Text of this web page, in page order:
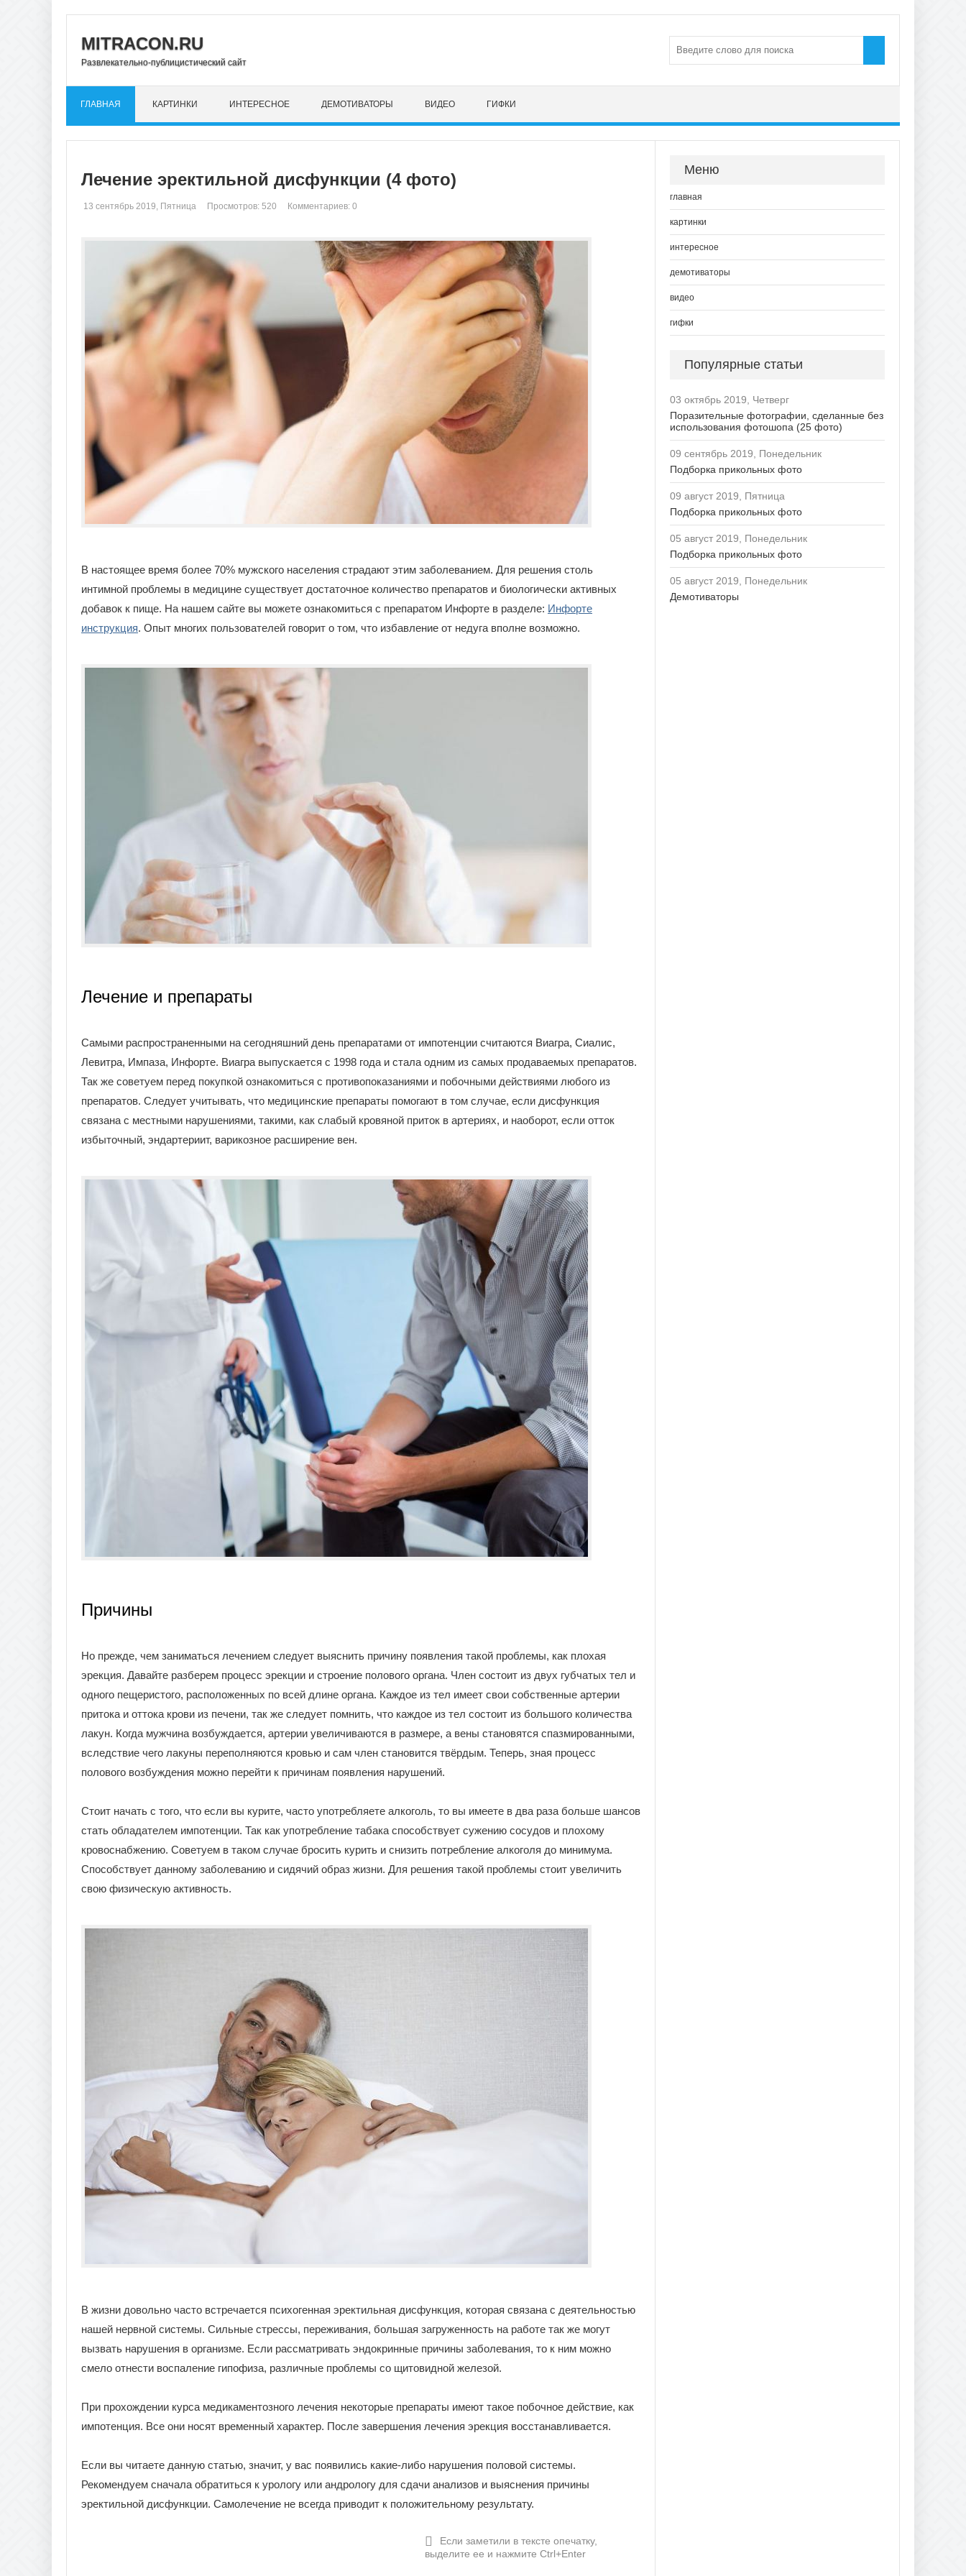
MITRACON.RU
Развлекательно-публицистический сайт
ГЛАВНАЯ КАРТИНКИ ИНТЕРЕСНОЕ ДЕМОТИВАТОРЫ ВИДЕО ГИФКИ
Лечение эректильной дисфункции (4 фото)
13 сентябрь 2019, Пятница Просмотров: 520 Комментариев: 0
В настоящее время более 70% мужского населения страдают этим заболеванием. Для решения столь
интимной проблемы в медицине существует достаточное количество препаратов и биологически активных
добавок к пище. На нашем сайте вы можете ознакомиться с препаратом Инфорте в разделе: Инфорте
инструкция. Опыт многих пользователей говорит о том, что избавление от недуга вполне возможно.
Лечение и препараты
Самыми распространенными на сегодняшний день препаратами от импотенции считаются Виагра, Сиалис,
Левитра, Импаза, Инфорте. Виагра выпускается с 1998 года и стала одним из самых продаваемых препаратов.
Так же советуем перед покупкой ознакомиться с противопоказаниями и побочными действиями любого из
препаратов. Следует учитывать, что медицинские препараты помогают в том случае, если дисфункция
связана с местными нарушениями, такими, как слабый кровяной приток в артериях, и наоборот, если отток
избыточный, эндартериит, варикозное расширение вен.
Причины
Но прежде, чем заниматься лечением следует выяснить причину появления такой проблемы, как плохая
эрекция. Давайте разберем процесс эрекции и строение полового органа. Член состоит из двух губчатых тел и
одного пещеристого, расположенных по всей длине органа. Каждое из тел имеет свои собственные артерии
притока и оттока крови из печени, так же следует помнить, что каждое из тел состоит из большого количества
лакун. Когда мужчина возбуждается, артерии увеличиваются в размере, а вены становятся спазмированными,
вследствие чего лакуны переполняются кровью и сам член становится твёрдым. Теперь, зная процесс
полового возбуждения можно перейти к причинам появления нарушений.
Стоит начать с того, что если вы курите, часто употребляете алкоголь, то вы имеете в два раза больше шансов
стать обладателем импотенции. Так как употребление табака способствует сужению сосудов и плохому
кровоснабжению. Советуем в таком случае бросить курить и снизить потребление алкоголя до минимума.
Способствует данному заболеванию и сидячий образ жизни. Для решения такой проблемы стоит увеличить
свою физическую активность.
В жизни довольно часто встречается психогенная эректильная дисфункция, которая связана с деятельностью
нашей нервной системы. Сильные стрессы, переживания, большая загруженность на работе так же могут
вызвать нарушения в организме. Если рассматривать эндокринные причины заболевания, то к ним можно
смело отнести воспаление гипофиза, различные проблемы со щитовидной железой.
При прохождении курса медикаментозного лечения некоторые препараты имеют такое побочное действие, как
импотенция. Все они носят временный характер. После завершения лечения эрекция восстанавливается.
Если вы читаете данную статью, значит, у вас появились какие-либо нарушения половой системы.
Рекомендуем сначала обратиться к урологу или андрологу для сдачи анализов и выяснения причины
эректильной дисфункции. Самолечение не всегда приводит к положительному результату.
Меню
главная
картинки
интересное
демотиваторы
видео
гифки
Популярные статьи
03 октябрь 2019, Четверг
Поразительные фотографии, сделанные без
использования фотошопа (25 фото)
09 сентябрь 2019, Понедельник
Подборка прикольных фото
09 август 2019, Пятница
Подборка прикольных фото
05 август 2019, Понедельник
Подборка прикольных фото
05 август 2019, Понедельник
Демотиваторы